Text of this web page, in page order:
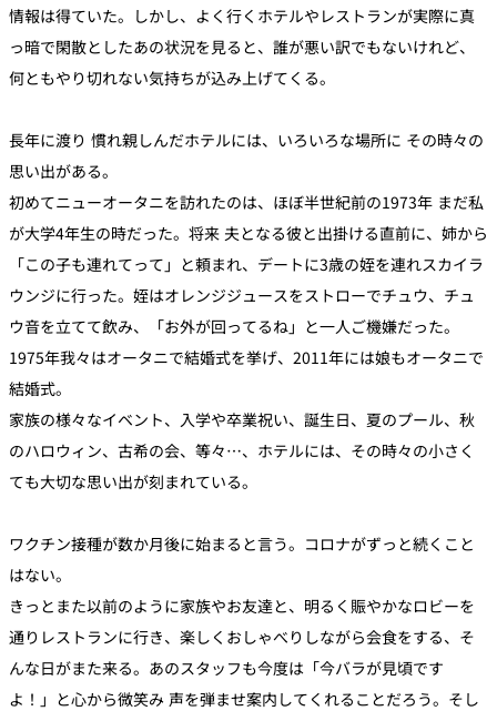
情報は得ていた。しかし、よく行くホテルやレストランが実際に真
っ暗で閑散としたあの状況を見ると、誰が悪い訳でもないけれど、
何ともやり切れない気持ちが込み上げてくる。
長年に渡り 慣れ親しんだホテルには、いろいろな場所に その時々の
思い出がある。
初めてニューオータニを訪れたのは、ほぼ半世紀前の1973年 まだ私
が大学4年生の時だった。将来 夫となる彼と出掛ける直前に、姉から
「この子も連れてって」と頼まれ、デートに3歳の姪を連れスカイラ
ウンジに行った。姪はオレンジジュースをストローでチュウ、チュ
ウ音を立てて飲み、「お外が回ってるね」と一人ご機嫌だった。
1975年我々はオータニで結婚式を挙げ、2011年には娘もオータニで
結婚式。
家族の様々なイベント、入学や卒業祝い、誕生日、夏のプール、秋
のハロウィン、古希の会、等々…、ホテルには、その時々の小さく
ても大切な思い出が刻まれている。
ワクチン接種が数か月後に始まると言う。コロナがずっと続くこと
はない。
きっとまた以前のように家族やお友達と、明るく賑やかなロビーを
通りレストランに行き、楽しくおしゃべりしながら会食をする、そ
んな日がまた来る。あのスタッフも今度は「今バラが見頃です
よ！」と心から微笑み 声を弾ませ案内してくれることだろう。そし